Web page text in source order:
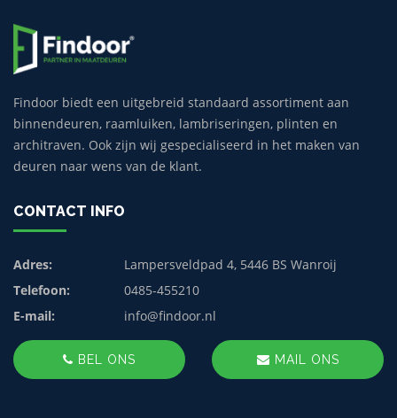
Findoor biedt een uitgebreid standaard assortiment aan
binnendeuren, raamluiken, lambriseringen, plinten en
architraven. Ook zijn wij gespecialiseerd in het maken van
deuren naar wens van de klant.
CONTACT INFO
Adres:
Lampersveldpad 4, 5446 BS Wanroij
Telefoon:
0485-455210
E-mail:
info@findoor.nl
BEL ONS MAIL ONS